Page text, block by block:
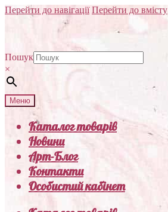
Перейти до навігації Перейти до вмісту
Пошук
×
Меню
Каталог товарів
Новини
Арт-Блог
Контакти
Особистий кабінет